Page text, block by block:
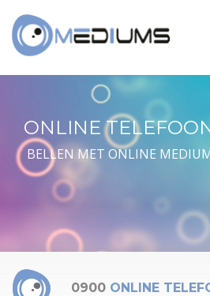
ONLINE
BELLEN MET ONLINE
0900 ONLINE